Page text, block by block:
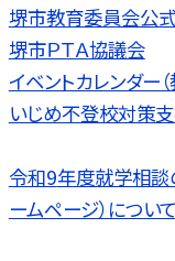
堺市教育委員会公式
堺市ＰＴＡ協議会
イベントカレンダー（
いじめ不登校対策
令和9年度就学相談
ームページ）について